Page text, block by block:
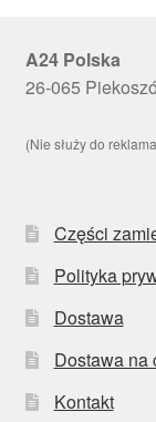
A24 Polska
26-065
(Nie służy do
Części
Polityka
Dostawa
Dostawa na
Kontakt